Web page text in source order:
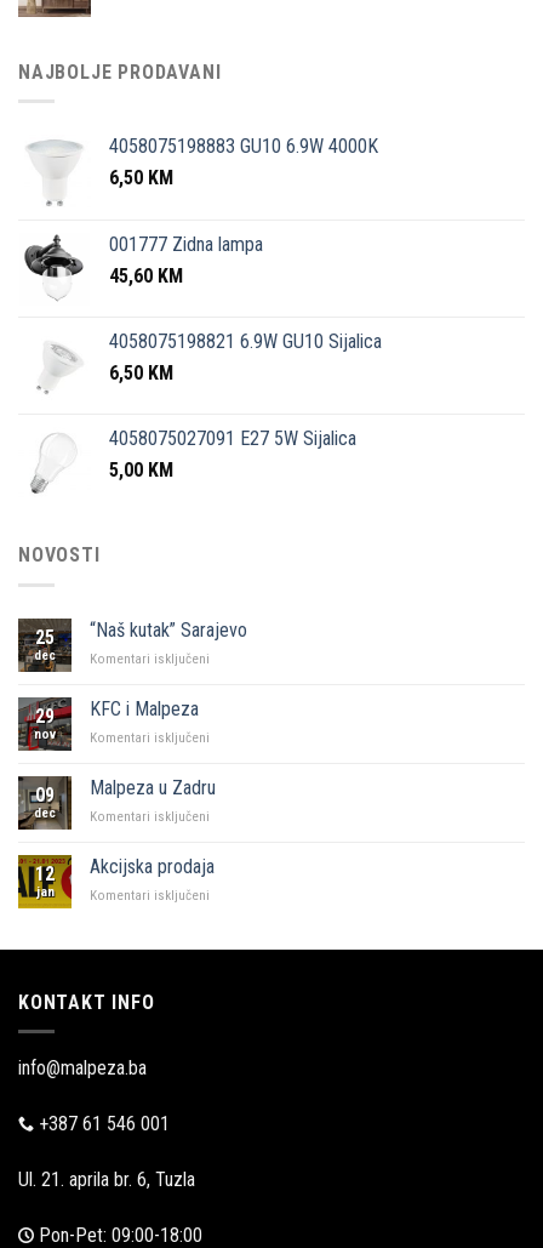
NAJBOLJE PRODAVANI
4058075198883 GU10 6.9W 4000K
6,50 KM
001777 Zidna lampa
45,60 KM
4058075198821 6.9W GU10 Sijalica
6,50 KM
4058075027091 E27 5W Sijalica
5,00 KM
NOVOSTI
25
dec
“Naš kutak” Sarajevo
Komentari isključeni
29
nov
KFC i Malpeza
Komentari isključeni
Malpeza
09
dec
Malpeza u Zadru
Komentari isključeni
Zadru
12
jan
Akcijska prodaja
Komentari isključeni
KONTAKT INFO
info@malpeza.ba
+387 61 546 001
Ul. 21. aprila br. 6, Tuzla
Pon-Pet: 09:00-18:00